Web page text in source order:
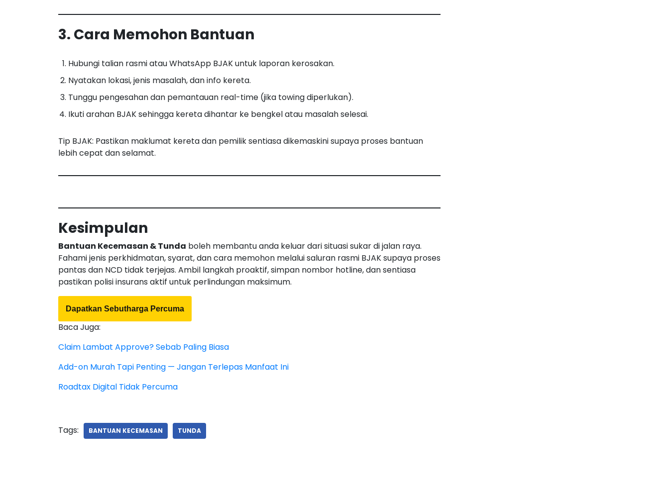
3. Cara Memohon Bantuan
Hubungi talian rasmi atau WhatsApp BJAK untuk laporan kerosakan.
Nyatakan lokasi, jenis masalah, dan info kereta.
Tunggu pengesahan dan pemantauan real-time (jika towing diperlukan).
Ikuti arahan BJAK sehingga kereta dihantar ke bengkel atau masalah selesai.
Tip BJAK: Pastikan maklumat kereta dan pemilik sentiasa dikemaskini supaya proses bantuan
lebih cepat dan selamat.
Kesimpulan
Bantuan Kecemasan & Tunda boleh membantu anda keluar dari situasi sukar di jalan raya.
Fahami jenis perkhidmatan, syarat, dan cara memohon melalui saluran rasmi BJAK supaya proses
pantas dan NCD tidak terjejas. Ambil langkah proaktif, simpan nombor hotline, dan sentiasa
pastikan polisi insurans aktif untuk perlindungan maksimum.
Dapatkan Sebutharga Percuma
Baca Juga:
Claim Lambat Approve? Sebab Paling Biasa
Add-on Murah Tapi Penting — Jangan Terlepas Manfaat Ini
Roadtax Digital Tidak Percuma
Tags: BANTUAN KECEMASAN TUNDA